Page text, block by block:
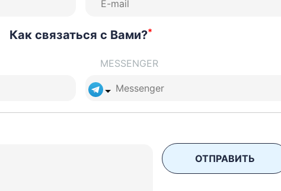
Как связаться с Вами?*
MESSENGER
ОТПРАВИТЬ